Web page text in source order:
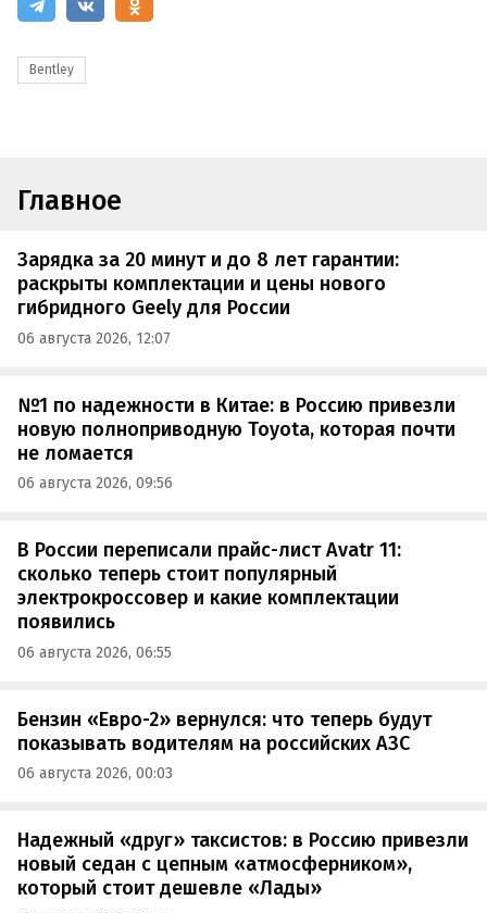
Bentley
Главное
Зарядка за 20 минут и до 8 лет гарантии:
раскрыты комплектации и цены нового
гибридного Geely для России
06 августа 2026, 12:07
№1 по надежности в Китае: в Россию привезли
новую полноприводную Toyota, которая почти
не ломается
06 августа 2026, 09:56
В России переписали прайс-лист Avatr 11:
сколько теперь стоит популярный
электрокроссовер и какие комплектации
появились
06 августа 2026, 06:55
Бензин «Евро-2» вернулся: что теперь будут
показывать водителям на российских АЗС
06 августа 2026, 00:03
Надежный «друг» таксистов: в Россию привезли
новый седан с цепным «атмосферником»,
который стоит дешевле «Лады»